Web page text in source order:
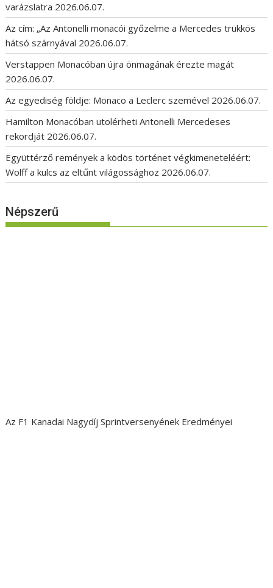
varázslatra 2026.06.07.
Az cím: „Az Antonelli monacói győzelme a Mercedes trükkös
hátsó szárnyával 2026.06.07.
Verstappen Monacóban újra önmagának érezte magát
2026.06.07.
Az egyediség földje: Monaco a Leclerc szemével 2026.06.07.
Hamilton Monacóban utolérheti Antonelli Mercedeses
rekordját 2026.06.07.
Együttérző remények a ködös történet végkimeneteléért:
Wolff a kulcs az eltűnt világossághoz 2026.06.07.
Népszerű
Az F1 Kanadai Nagydíj Sprintversenyének Eredményei